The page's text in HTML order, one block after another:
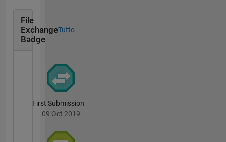
File
Exchange
Badge
Tutto
First Submission
09 Oct 2019